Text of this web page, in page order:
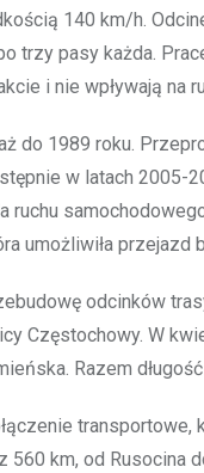
140 km/h.
trzy pasy każda.
i nie wpływają na
do 1989 roku.
w latach 2005-
ruchu
umożliwiła
odcinków
Częstochowy. W
Razem
transportowe,
560 km, od Rusocina